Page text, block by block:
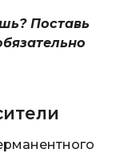
Поставь